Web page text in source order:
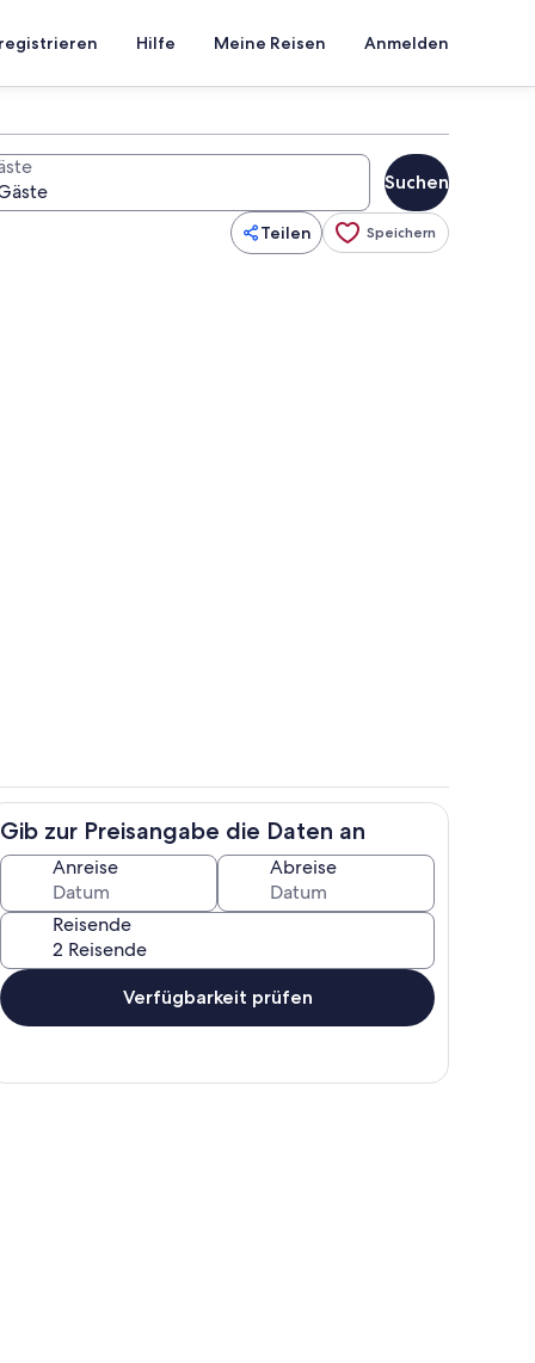
Hilfe Meine Reisen Anmelden
Suchen
Teilen Speichern
Außenbereich
Gib zur Preisangabe die Daten an
Anreise Abreise
Reisende
Verfügbarkeit prüfen